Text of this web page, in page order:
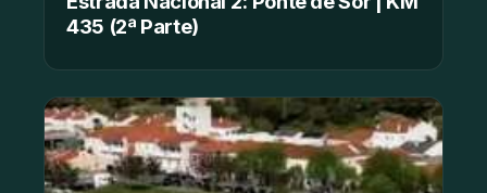
435 (2ª Parte)